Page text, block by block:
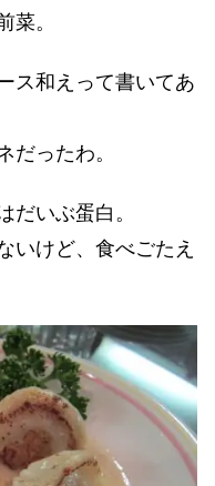
菜。
ス和えって書いてあ
だったわ。
だいぶ蛋白。
いけど、食べごたえ